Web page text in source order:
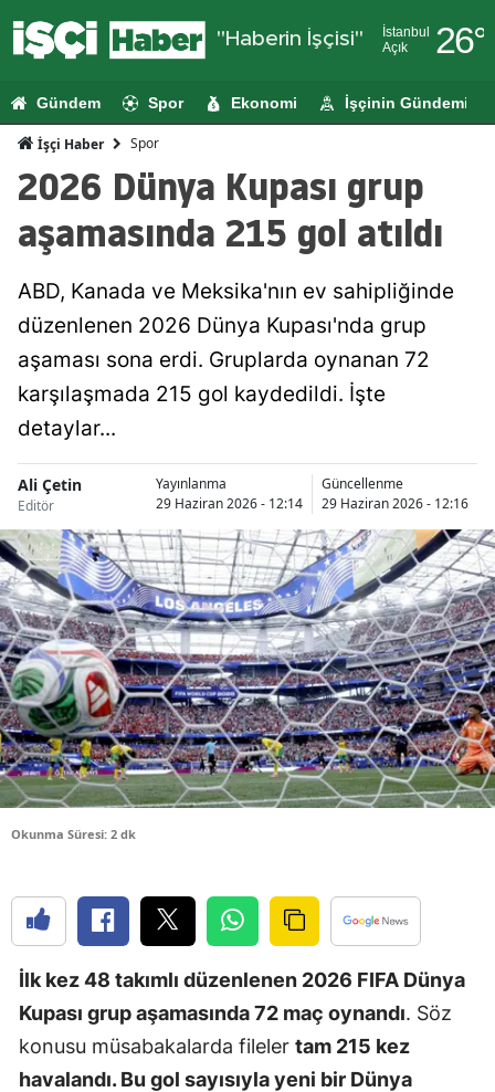
"Haberin İşçisi"
İstanbul
Açık
26°
Adıyaman
Ağrı
Amasya
Ankara
Antalya
Bingöl
Bitlis
Bolu
Burdur
Bursa
Çanakkale
Denizli
Diyarbakır
Edirne
Gündem Spor Ekonomi İşçinin Gündemi
İşçi Haber Spor
2026 Dünya Kupası grup
aşamasında 215 gol atıldı
ABD, Kanada ve Meksika'nın ev sahipliğinde
düzenlenen 2026 Dünya Kupası'nda grup
aşaması sona erdi. Gruplarda oynanan 72
karşılaşmada 215 gol kaydedildi. İşte
detaylar...
Ali Çetin
Editör
Yayınlanma
29 Haziran 2026 - 12:14
Güncellenme
29 Haziran 2026 - 12:16
Okunma Süresi: 2 dk
İlk kez 48 takımlı düzenlenen 2026 FIFA Dünya
Kupası grup aşamasında 72 maç oynandı. Söz
konusu müsabakalarda fileler tam 215 kez
havalandı. Bu gol sayısıyla yeni bir Dünya